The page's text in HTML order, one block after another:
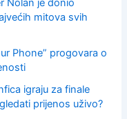
mitova svih
Phone” progovara o
igraju za finale
prijenos uživo?